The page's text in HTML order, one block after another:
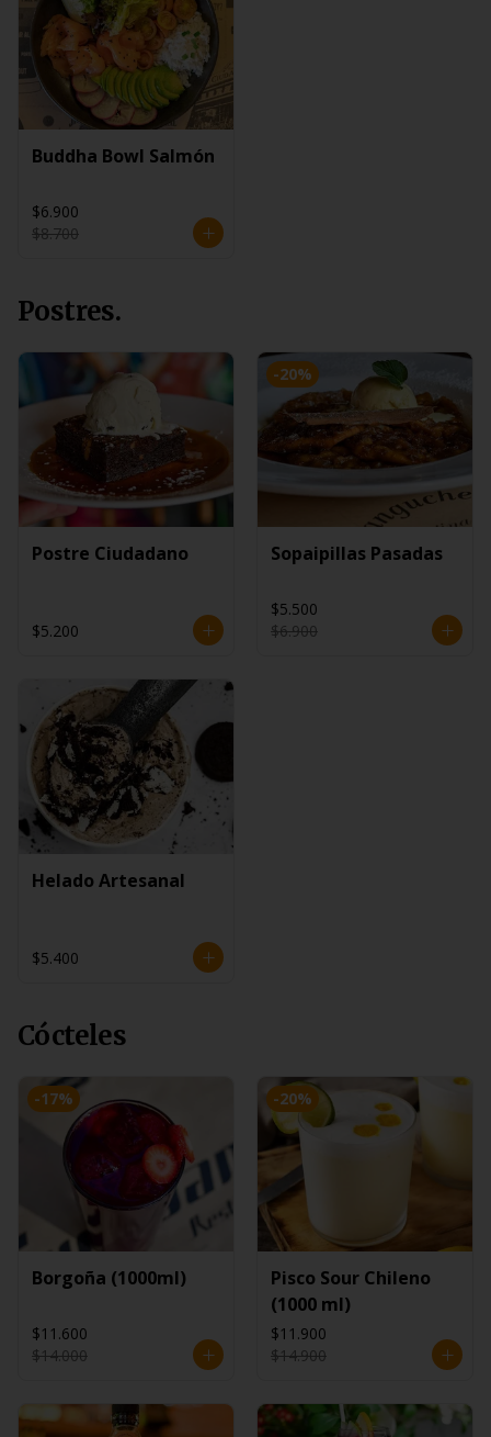
Buddha Bowl Salmón
$6.900
$8.700
Postres.
Postre Ciudadano
$5.200
-20%
Sopaipillas Pasadas
$5.500
$6.900
Helado Artesanal
$5.400
Cócteles
-17%
Borgoña (1000ml)
$11.600
$14.000
-20%
Pisco Sour Chileno
(1000 ml)
$11.900
$14.900